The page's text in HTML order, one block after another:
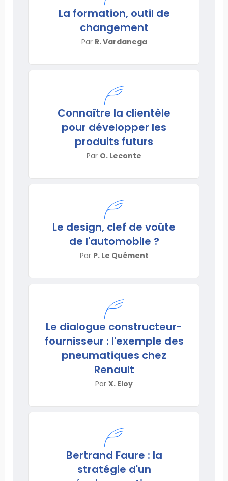
La formation, outil de
changement
Par R. Vardanega
Connaître la clientèle
pour développer les
produits futurs
Par O. Leconte
Le design, clef de voûte
de l'automobile ?
Par P. Le Quément
Le dialogue constructeur-
fournisseur : l'exemple des
pneumatiques chez
Renault
Par X. Eloy
Bertrand Faure : la
stratégie d'un